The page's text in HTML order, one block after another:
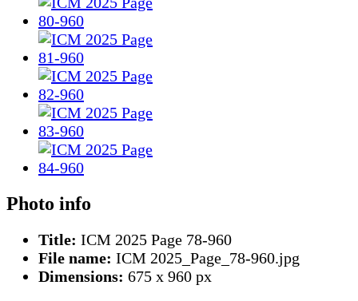
Photo info
Title: ICM 2025 Page 78-960
File name: ICM 2025_Page_78-960.jpg
Dimensions: 675 x 960 px